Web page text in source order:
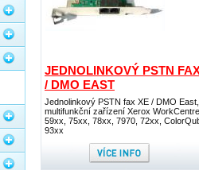
JEDNOLINKOVÝ PSTN
/ DMO EAST
Jednolinkový PSTN fax XE / DMO
multifunkční zařízení Xerox
59xx, 75xx, 78xx, 7970, 72xx,
93xx